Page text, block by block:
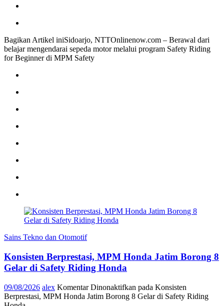
Bagikan Artikel iniSidoarjo, NTTOnlinenow.com – Berawal dari
belajar mengendarai sepeda motor melalui program Safety Riding
for Beginner di MPM Safety
Sains Tekno dan Otomotif
Konsisten Berprestasi, MPM Honda Jatim Borong 8
Gelar di Safety Riding Honda
09/08/2026 alex Komentar Dinonaktifkan pada Konsisten
Berprestasi, MPM Honda Jatim Borong 8 Gelar di Safety Riding